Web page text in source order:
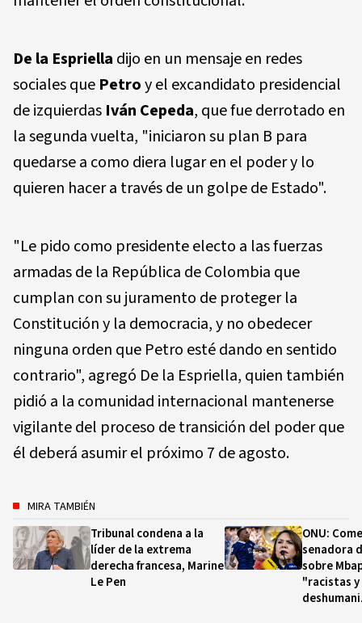
De la Espriella dijo en un mensaje en redes
sociales que Petroy el excandidato presidencial
de izquierdas Iván Cepeda, que fue derrotado en
la segunda vuelta, "iniciaron su plan B para
quedarse a como diera lugar en el poder y lo
quieren hacer a través de un golpe de Estado".
"Le pido como presidente electo a las fuerzas
armadas de la República de Colombia que
cumplan con su juramento de proteger la
Constitución y la democracia, y no obedecer
ninguna orden que Petro esté dando en sentido
contrario", agregó De la Espriella, quien también
pidió a la comunidad internacional mantenerse
vigilante del proceso de transición del poder que
él deberá asumir el próximo 7 de agosto.
MIRA TAMBIÉN
Tribunal condena a la
líder de la extrema
derecha francesa, Marine
Le Pen
ONU:
senadora
sobre
"racistas y